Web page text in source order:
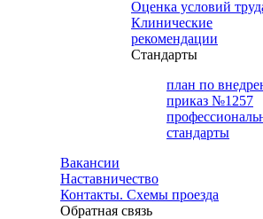
Оценка условий
Клинические
рекомендации
Cтандарты
план по
приказ №1257
стандарты
Вакансии
Наставничество
Контакты. Схемы проезда
Обратная связь